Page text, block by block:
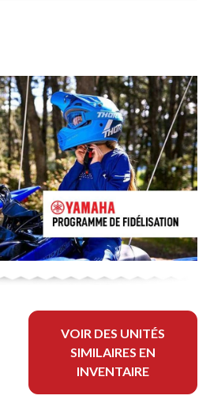
VOIR DES UNITÉS
SIMILAIRES EN
INVENTAIRE